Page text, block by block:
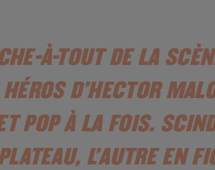
À-TOUT DE LA
D’HECTOR
POP À LA FOIS.
L’AUTRE EN